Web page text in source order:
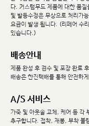
다. 커스텀무드 제품에 대한 품
및 발등수정은 무상으로 처리가
요금이 발생 됩니다. (리페어 수
있습니다.)
배송안내
제품 완성 후 검수 및 포장 완료
배송은 한진택배를 통해 안전하
A/S 서비스
가죽 및 아웃솔 교체, 케어 등 각
추구합니다. 접착, 재봉, 부착 불